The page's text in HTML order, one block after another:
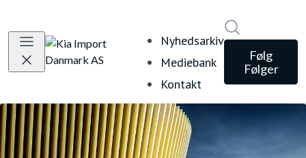
Nyhedsarkiv
Mediebank
Kontakt
Følg
Følger